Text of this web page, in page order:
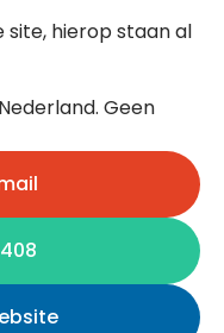
site, hierop staan al
Geen